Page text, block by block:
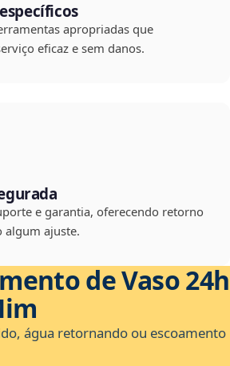
apropriadas que
eficaz e sem danos.
e garantia, oferecendo retorno
algum ajuste.
de Vaso 24h
água retornando ou escoamento